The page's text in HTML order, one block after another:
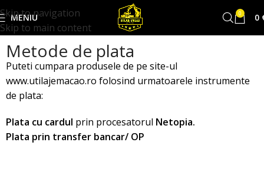
Skip to navigation
Skip to main content
MENIU 0 0
Metode de plata
Puteti cumpara produsele de pe site-ul
www.utilajemacao.ro folosind urmatoarele instrumente
de plata:
Plata cu cardul prin procesatorul Netopia.
Plata prin transfer bancar/ OP